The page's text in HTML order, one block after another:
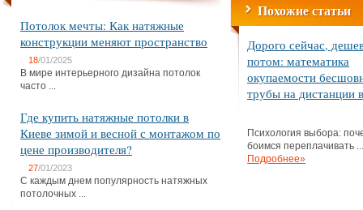
Потолок мечты: Как натяжные
конструкции меняют пространство
18/01/2025
В мире интерьерного дизайна потолок
часто ...
Где купить натяжные потолки в
Киеве зимой и весной с монтажом по
цене производителя?
27/01/2023
С каждым днем популярность натяжных
потолочных ...
Похожие статьи
Дорого сейчас,
потом: математика
окупаемости
трубы на дистанции
Психология выбора:
боимся переплачивать ...
Подробнее»